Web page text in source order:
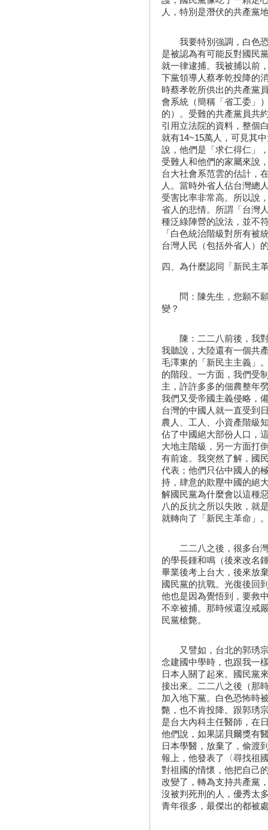
人，特別是潛伏的共產黨
我要特別強調，白色恐
是被認為有可能反對國民
就一律逮捕。我被捕以前
下黨領導人蔡孝乾投降的
時蔡孝乾所供出的共產黨
會系統（簡稱「省工委」
的）。受難的共產黨員共
引用立法院的資料，整個
就有14~15萬人，可見其
說，他們是「求仁得仁」
受難人和他們的家屬來說
台大社會系范雲的估計，
人。當時外省人佔台灣總
受害比率非常高。所以說
省人的悲情。所謂「台灣
種泛綠陣營的說法，並不
「白色統治階級對所有被
台灣人民（包括外省人）
四、為什麼認同「新民主
問：陳先生，您願不願
變？
陳：二二八前後，我對
我聽說，大陸還有一個共
毛澤東的「新民主主義」
的階段。一方面，我們受
主，許許多多的佃農整年
我們又受帝國主義侵略，
台灣的中國人就一直受到
農人、工人、小資產階級
佔了中國絕大部份人口，
大地主階級，另一方面打
有前途。我突然了解，國
代表；他們只佔中國人的
持，肆意的欺壓中國的絕
解國民黨為什麼會以這種
八的反抗之所以失敗，就
就轉向了「新民主革命」
二二八之後，很多台灣
的學長鍾和鳴（後來改名
畢業後考上台大，後來放
國民黨的抗戰。光復後回
他也是因為覺悟到，要救
不幸被捕。那時候還沒戒
民黨槍斃。
又譬如，台北的郭琇宗
念建國中學時，也跟我一
日本人關了起來。國民黨
接出來。二二八之後（那
加入地下黨。白色恐怖時
斃，也不肯投降。跟郭琇
是台大內科主任醫師，在
他們說，如果諾貝爾獎有
日本學醫，放棄了，偷渡
報上，他發表了〈尋找祖
對祖國的情懷，他把自己
改變了，轉為支持共產黨
沒被判死刑的人，優秀太
青年很多，最傑出的都被